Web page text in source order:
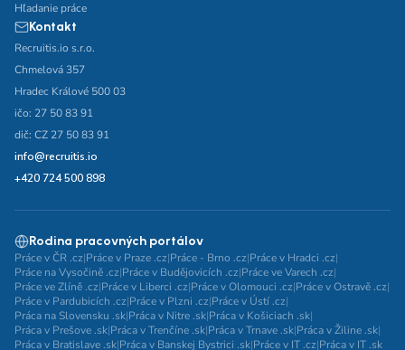
Hľadanie práce
Kontakt
Recruitis.io s.r.o.
Chmelová 357
Hradec Králové 500 03
ičo: 27 50 83 91
dič: CZ 27 50 83 91
info@recruitis.io
+420 724 500 898
Rodina pracovných portálov
Práce v ČR .cz|Práce v Praze .cz|Práce - Brno .cz|Práce v Hradci .cz|
Práce na Vysočině .cz|Práce v Budějovicích .cz|Práce ve Varech .cz|
Práce ve Zlíně .cz|Práce v Liberci .cz|Práce v Olomouci .cz|Práce v Ostravě .cz|
Práce v Pardubicích .cz|Práce v Plzni .cz|Práce v Ústí .cz|
Práca na Slovensku .sk|Práca v Nitre .sk|Práca v Košiciach .sk|
Práca v Prešove .sk|Práca v Trenčíne .sk|Práca v Trnave .sk|Práca v Žiline .sk|
Práca v Bratislave .sk|Práca v Banskej Bystrici .sk|Práce v IT .cz|Práca v IT .sk